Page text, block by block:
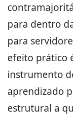
para dentro
para
efeito prático
instrumento
aprendizado
estrutural a